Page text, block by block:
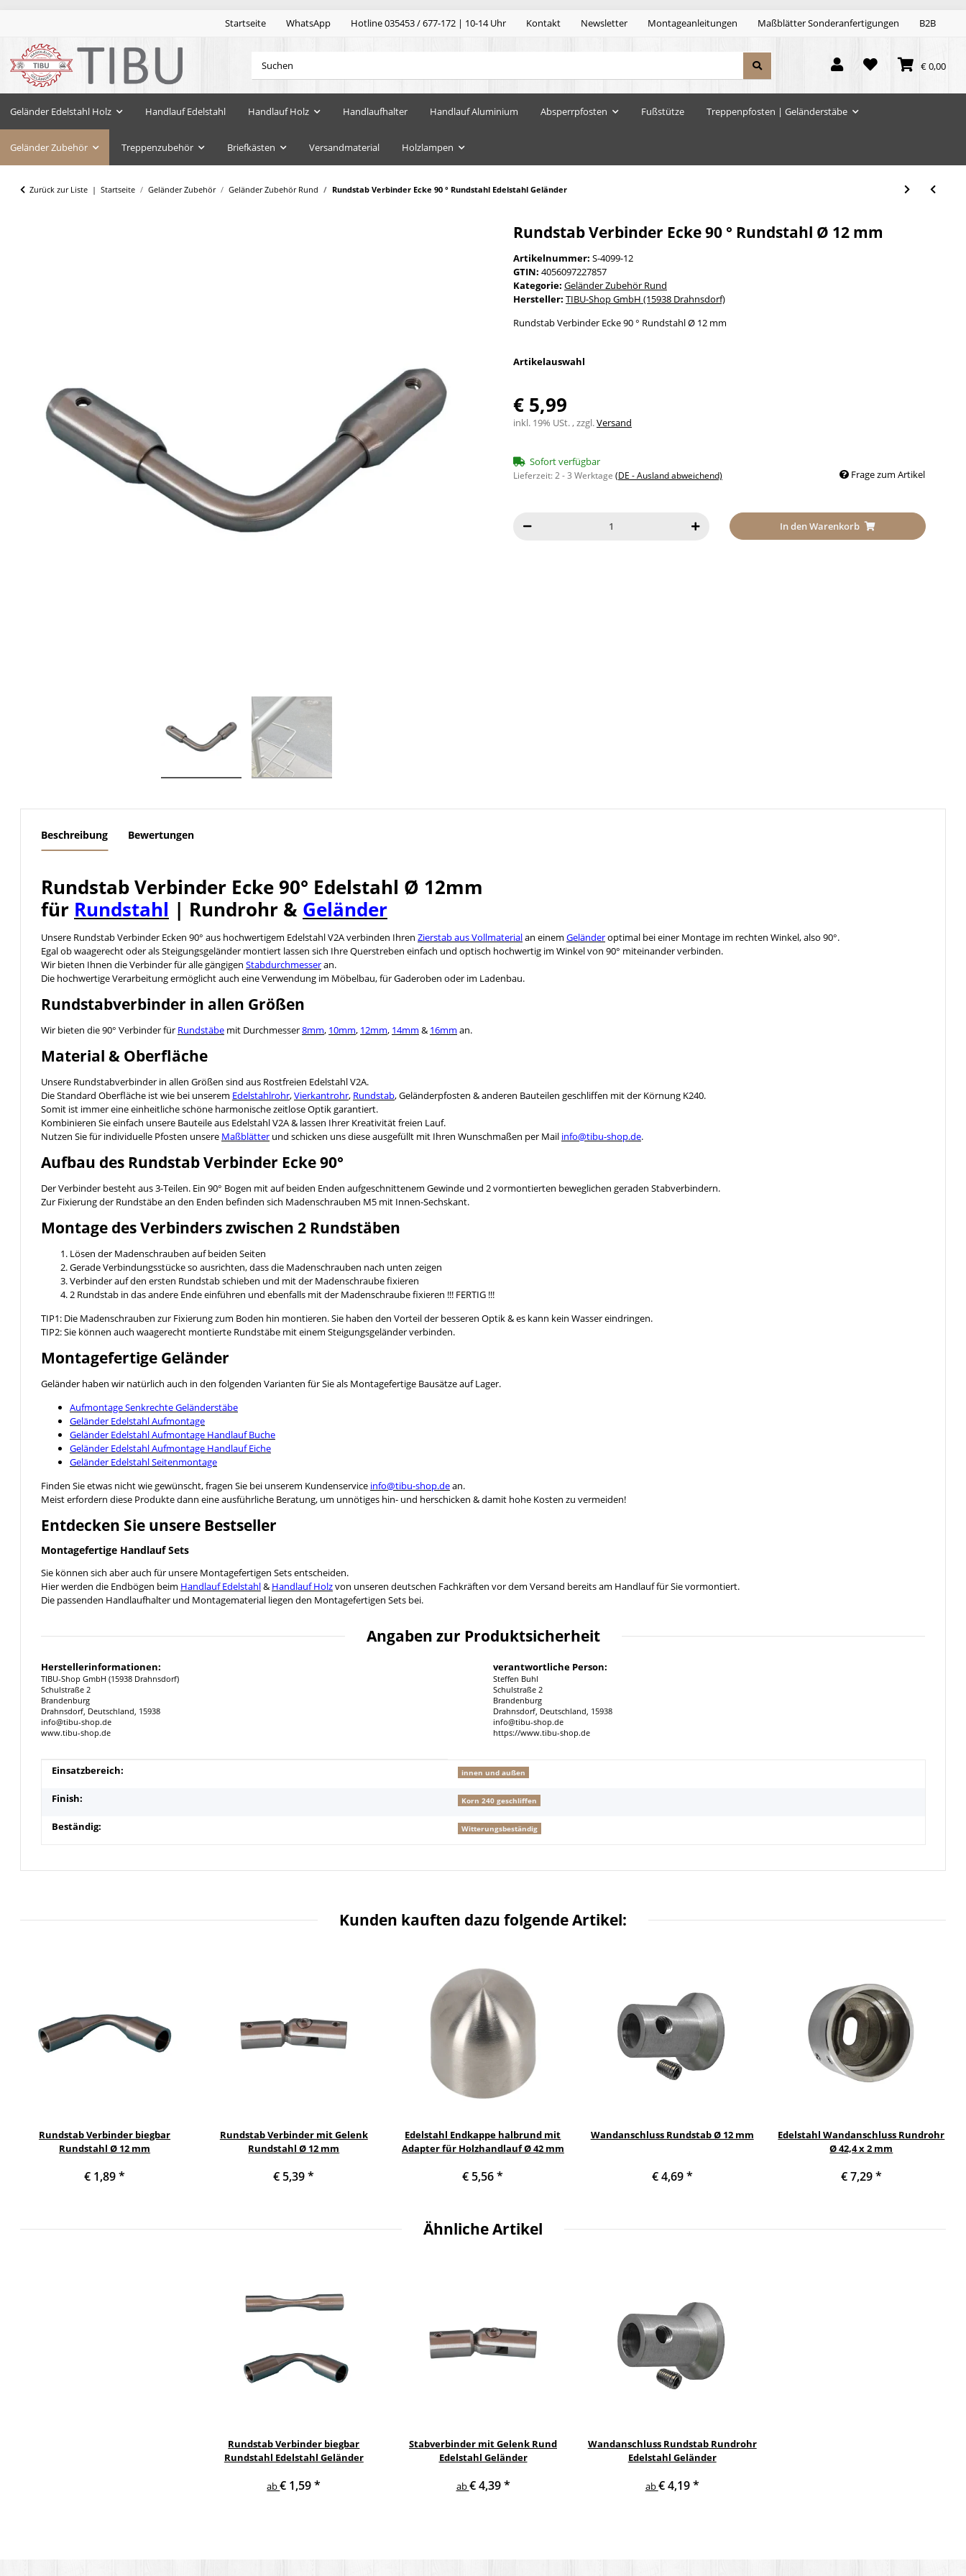
Startseite WhatsApp Hotline 035453 / 677-172 | 10-14 Uhr Kontakt Newsletter Montageanleitungen Maßblätter Sonderanfertigungen B2B
€ 0,00
Geländer Edelstahl Holz Handlauf Edelstahl Handlauf Holz Handlaufhalter Handlauf Aluminium Absperrpfosten Fußstütze Treppenpfosten | Geländerstäbe
Geländer Zubehör Treppenzubehör Briefkästen Versandmaterial Holzlampen
Zurück zur Liste Startseite Geländer Zubehör Geländer Zubehör Rund Rundstab Verbinder Ecke 90 ° Rundstahl Edelstahl Geländer
Rundstab Verbinder Ecke 90 ° Rundstahl Ø 12 mm
Artikelnummer: S-4099-12
GTIN: 4056097227857
Kategorie: Geländer Zubehör Rund
Hersteller: TIBU-Shop GmbH (15938 Drahnsdorf)
Rundstab Verbinder Ecke 90 ° Rundstahl Ø 12 mm
Artikelauswahl
€ 5,99
inkl. 19% USt. , zzgl.Versand
Sofort verfügbar
Lieferzeit:2 - 3 Werktage (DE - Ausland abweichend) Frage zum Artikel
In den Warenkorb
Beschreibung Bewertungen
Rundstab Verbinder Ecke 90° Edelstahl Ø 12mm
für Rundstahl | Rundrohr & Geländer
Unsere Rundstab Verbinder Ecken 90° aus hochwertigem Edelstahl V2A verbinden Ihren Zierstab aus Vollmaterialan einem Geländeroptimal bei einer Montage im rechten Winkel, also 90°.
Egal ob waagerecht oder als Steigungsgeländer montiert lassen sich Ihre Querstreben einfach und optisch hochwertig im Winkel von 90° miteinander verbinden.
Wir bieten Ihnen die Verbinder für alle gängigen Stabdurchmesseran.
Die hochwertige Verarbeitung ermöglicht auch eine Verwendung im Möbelbau, für Gaderoben oder im Ladenbau.
Rundstabverbinder in allen Größen
Wir bieten die 90° Verbinder für Rundstäbe mit Durchmesser8mm, 10mm, 12mm, 14mm & 16mm an.
Material & Oberfläche
Unsere Rundstabverbinder in allen Größen sind aus Rostfreien Edelstahl V2A.
Die Standard Oberfläche ist wie bei unserem Edelstahlrohr,Vierkantrohr, Rundstab, Geländerpfosten & anderen Bauteilen geschliffen mit der Körnung K240.
Somit ist immer eine einheitliche schöne harmonische zeitlose Optik garantiert.
Kombinieren Sie einfach unsere Bauteile aus Edelstahl V2A & lassen Ihrer Kreativität freien Lauf.
Nutzen Sie für individuelle Pfosten unsere Maßblätter und schicken uns diese ausgefüllt mit Ihren Wunschmaßen per Mail info@tibu-shop.de.
Aufbau des Rundstab Verbinder Ecke 90°
Der Verbinder besteht aus 3-Teilen. Ein 90° Bogen mit auf beiden Enden aufgeschnittenem Gewinde und 2 vormontierten beweglichen geraden Stabverbindern.
Zur Fixierung der Rundstäbe an den Enden befinden sich Madenschrauben M5 mit Innen-Sechskant.
Montage des Verbinders zwischen 2 Rundstäben
Lösen der Madenschrauben auf beiden Seiten
Gerade Verbindungsstücke so ausrichten, dass die Madenschrauben nach unten zeigen
Verbinder auf den ersten Rundstab schieben und mit der Madenschraube fixieren
2 Rundstab in das andere Ende einführen und ebenfalls mit der Madenschraube fixieren !!! FERTIG !!!
TIP1: Die Madenschrauben zur Fixierung zum Boden hin montieren. Sie haben den Vorteil der besseren Optik & es kann kein Wasser eindringen.
TIP2: Sie können auch waagerecht montierte Rundstäbe mit einem Steigungsgeländer verbinden.
Montagefertige Geländer
Geländer haben wir natürlich auch in den folgenden Varianten für Sie als Montagefertige Bausätze auf Lager.
Aufmontage Senkrechte Geländerstäbe
Geländer Edelstahl Aufmontage
Geländer Edelstahl Aufmontage Handlauf Buche
Geländer Edelstahl Aufmontage Handlauf Eiche
Geländer Edelstahl Seitenmontage
Finden Sie etwas nicht wie gewünscht, fragen Sie bei unserem Kundenservice info@tibu-shop.dean.
Meist erfordern diese Produkte dann eine ausführliche Beratung, um unnötiges hin- und herschicken & damit hohe Kosten zu vermeiden!
Entdecken Sie unsere Bestseller
Montagefertige Handlauf Sets
Sie können sich aber auch für unsere Montagefertigen Sets entscheiden.
Hier werden die Endbögen beim Handlauf Edelstahl& Handlauf Holzvon unseren deutschen Fachkräften vor dem Versand bereits am Handlauf für Sie vormontiert.
Die passenden Handlaufhalter und Montagematerial liegen den Montagefertigen Sets bei.
Angaben zur Produktsicherheit
Herstellerinformationen:
TIBU-Shop GmbH (15938 Drahnsdorf)
Schulstraße 2
Brandenburg
Drahnsdorf, Deutschland, 15938
info@tibu-shop.de
www.tibu-shop.de
verantwortliche Person:
Steffen Buhl
Schulstraße 2
Brandenburg
Drahnsdorf, Deutschland, 15938
info@tibu-shop.de
https://www.tibu-shop.de
Produkteigenschaft
Wert
Einsatzbereich: innen und außen
Finish: Korn 240 geschliffen
Beständig: Witterungsbeständig
Kunden kauften dazu folgende Artikel:
Rundstab Verbinder biegbar
Rundstahl Ø 12 mm
€ 1,89*
Rundstab Verbinder mit Gelenk
Rundstahl Ø 12 mm
€ 5,39*
Edelstahl Endkappe halbrund mit
Adapter für Holzhandlauf Ø 42 mm
€ 5,56*
Wandanschluss Rundstab Ø 12 mm
€ 4,69*
Edelstahl Wandanschluss Rundrohr
Ø 42,4 x 2 mm
€ 7,29*
Ähnliche Artikel
Rundstab Verbinder biegbar
Rundstahl Edelstahl Geländer
ab€ 1,59*
Stabverbinder mit Gelenk Rund
Edelstahl Geländer
ab€ 4,39*
Wandanschluss Rundstab Rundrohr
Edelstahl Geländer
ab€ 4,19*